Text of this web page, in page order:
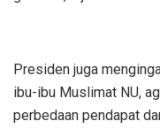
Presiden juga
ibu-ibu Muslimat NU,
perbedaan pendapat